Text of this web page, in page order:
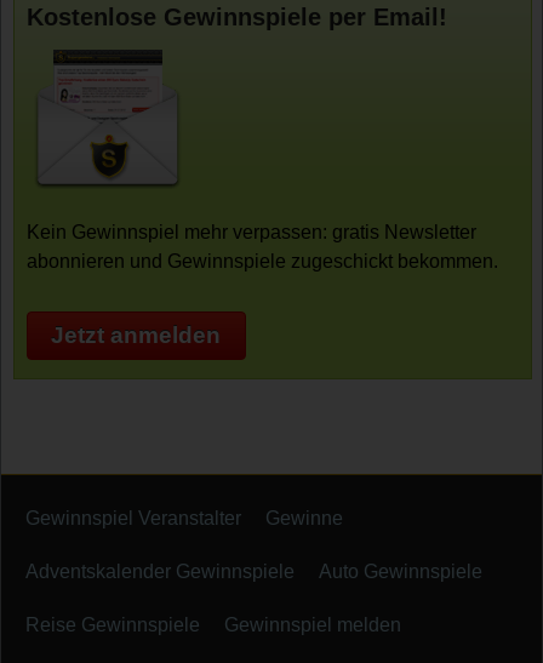
Kostenlose Gewinnspiele per Email!
Kein Gewinnspiel mehr verpassen: gratis Newsletter
abonnieren und Gewinnspiele zugeschickt bekommen.
Jetzt anmelden
Gewinnspiel Veranstalter Gewinne
Adventskalender Gewinnspiele Auto Gewinnspiele
Reise Gewinnspiele Gewinnspiel melden